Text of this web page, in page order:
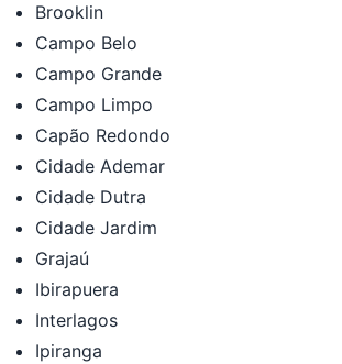
Brooklin
Campo Belo
Campo Grande
Campo Limpo
Capão Redondo
Cidade Ademar
Cidade Dutra
Cidade Jardim
Grajaú
Ibirapuera
Interlagos
Ipiranga